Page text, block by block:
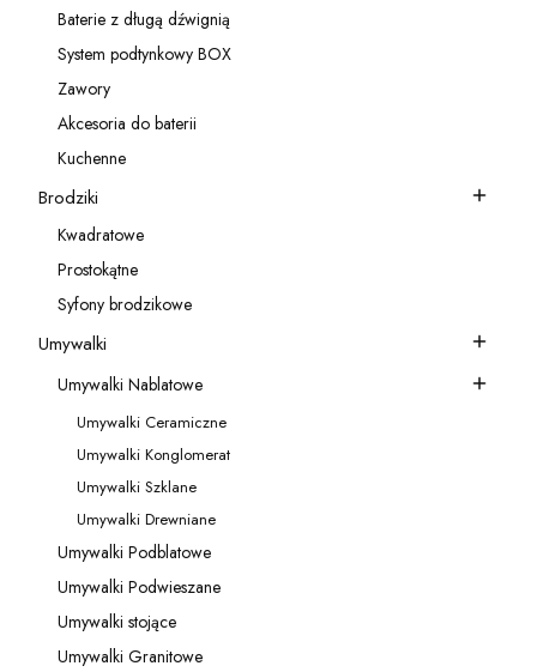
Kategoria - Baterie z długą dźwignią
Baterie z długą dźwignią
Kategoria - System podtynkowy BOX
System podtynkowy BOX
Kategoria - Zawory
Zawory
Kategoria - Akcesoria do baterii
Akcesoria do baterii
Kategoria - Kuchenne
Kuchenne
Kategoria - Brodziki
Brodziki
Kategoria - Kwadratowe
Kwadratowe
Kategoria - Prostokątne
Prostokątne
Kategoria - Syfony brodzikowe
Syfony brodzikowe
Kategoria - Umywalki
Umywalki
Kategoria - Umywalki Nablatowe
Umywalki Nablatowe
Kategoria - Umywalki Ceramiczne
Umywalki Ceramiczne
Kategoria - Umywalki Konglomerat
Umywalki Konglomerat
Kategoria - Umywalki Szklane
Umywalki Szklane
Kategoria - Umywalki Drewniane
Umywalki Drewniane
Kategoria - Umywalki Podblatowe
Umywalki Podblatowe
Kategoria - Umywalki Podwieszane
Umywalki Podwieszane
Kategoria - Umywalki stojące
Umywalki stojące
Umywalki Granitowe